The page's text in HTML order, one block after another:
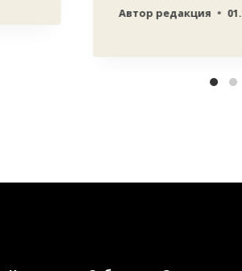
Автор редакция